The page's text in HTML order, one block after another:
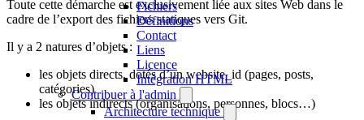
Fichiers
Définitions
Contact
Liens
Licence
Intégration HTML
Contribuer à l'admin
Architecture technique
Toute cette démarche est exclusivement liée aux sites Web dans le
cadre de l’export des fichiers statiques vers Git.
Il y a 2 natures d’objets :
les objets directs, dotés d’un website_id (pages, posts,
catégories)
les objets indirects (organisations, personnes, blocs…)